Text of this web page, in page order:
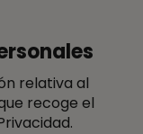
relativa al
recoge el